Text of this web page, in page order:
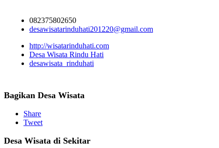
082375802650
desawisatarinduhati201220@gmail.com
http://wisatarinduhati.com
Desa Wisata Rindu Hati
desawisata_rinduhati
Bagikan Desa Wisata
Share
Tweet
Desa Wisata di Sekitar